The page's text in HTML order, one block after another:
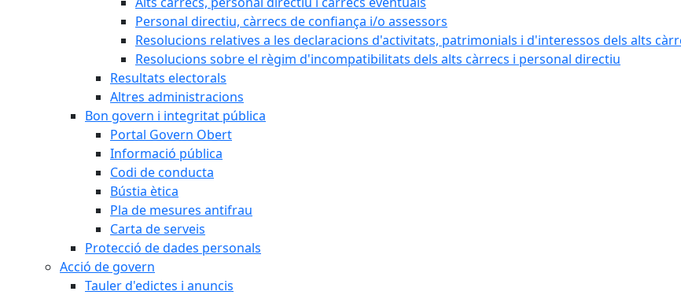
Personal directiu, càrrecs de confiança i/o assessors
Resolucions relatives a les declaracions d'activitats, patrimonials i d'interessos dels alts
Resolucions sobre el règim d'incompatibilitats dels alts càrrecs i personal directiu
Resultats electorals
Altres administracions
Bon govern i integritat pública
Portal Govern Obert
Informació pública
Codi de conducta
Bústia ètica
Pla de mesures antifrau
Carta de serveis
Protecció de dades personals
Acció de govern
Tauler d'edictes i anuncis